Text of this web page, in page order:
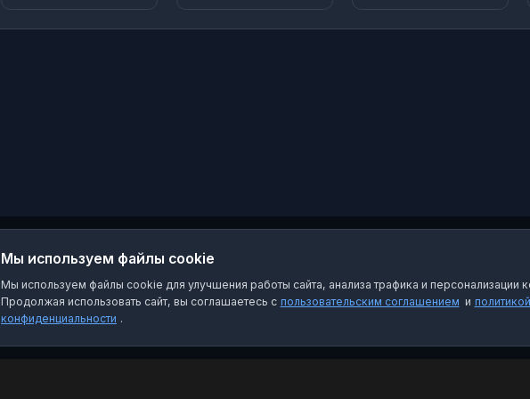
Московская область,
Пушкино, 2-ой
Мы используем файлы cookie
Мы используем файлы cookie для улучшения работы сайта, анализа трафика и персонализации
Продолжая использовать сайт, вы соглашаетесь с пользовательским соглашением и политикой
конфиденциальности .